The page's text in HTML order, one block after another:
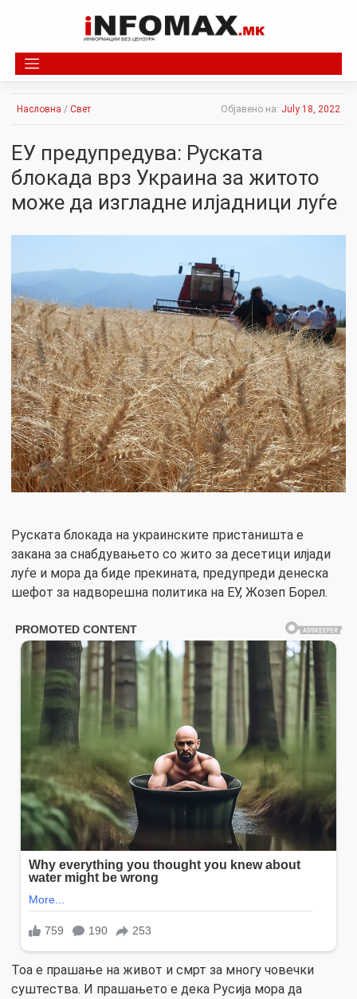
Насловна / Свет Објавено на: July 18, 2022
ЕУ предупредува: Руската
блокада врз Украина за житото
може да изгладне илјадници луѓе
Руската блокада на украинските пристаништа е
закана за снабдувањето со жито за десетици илјади
луѓе и мора да биде прекината, предупреди денеска
шефот за надворешна политика на ЕУ, Жозеп Борел.
Тоа е прашање на живот и смрт за многу човечки
суштества. И прашањето е дека Русија мора да